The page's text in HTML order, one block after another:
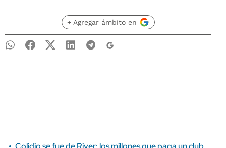
+ Agregar ámbito en